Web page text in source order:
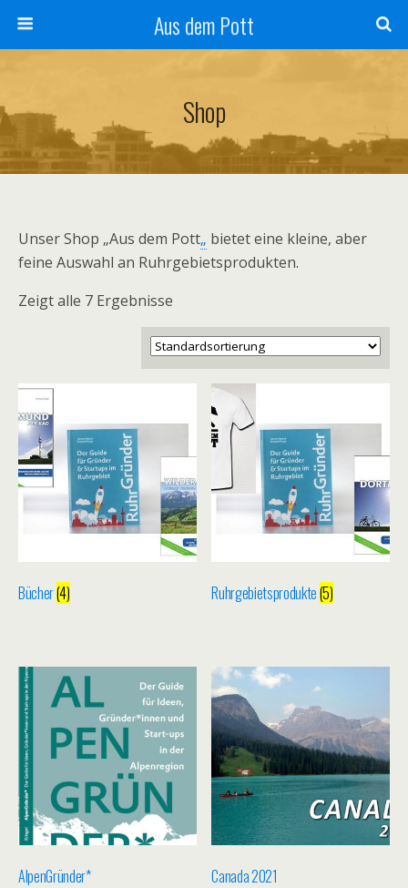
Aus dem Pott
Shop
Unser Shop „Aus dem Pott„ bietet eine kleine, aber
feine Auswahl an Ruhrgebietsprodukten.
Zeigt alle 7 Ergebnisse
Bücher(4) Ruhrgebietsprodukte(5)
AlpenGründer* Canada 2021